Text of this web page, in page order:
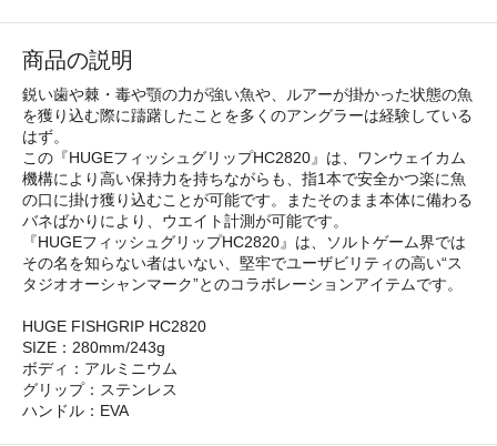
商品の説明
鋭い歯や棘・毒や顎の力が強い魚や、ルアーが掛かった状態の魚
を獲り込む際に躊躇したことを多くのアングラーは経験している
はず。
この『HUGEフィッシュグリップHC2820』は、ワンウェイカム
機構により高い保持力を持ちながらも、指1本で安全かつ楽に魚
の口に掛け獲り込むことが可能です。またそのまま本体に備わる
バネばかりにより、ウエイト計測が可能です。
『HUGEフィッシュグリップHC2820』は、ソルトゲーム界では
その名を知らない者はいない、堅牢でユーザビリティの高い“ス
タジオオーシャンマーク”とのコラボレーションアイテムです。
HUGE FISHGRIP HC2820
SIZE：280mm/243g
ボディ：アルミニウム
グリップ：ステンレス
ハンドル：EVA